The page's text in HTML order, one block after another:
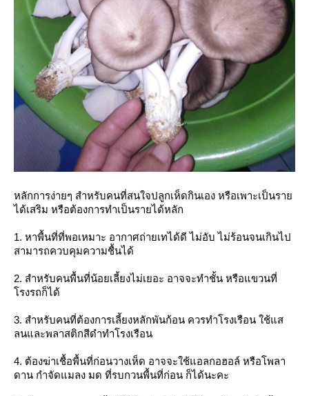
หลักการง่ายๆ สำหรับคนที่สนใจปลูกเห็ดกินเอง หรือเพาะเป็นรา
ได้เสริม หรือต้องการทำเป็นรายได้หลัก
1. หาพื้นที่ที่พอเหมาะ อากาศถ่ายเทได้ดี ไม่อับ ไม่ร้อนจนเกินไป
สามารถควบคุมความชื้นได้
2. สำหรับคนพื้นที่น้อยเลี้ยงไม่เยอะ อาจจะทำชั้น หรือแขวนที่
รงรถก็ได้
3. สำหรับคนที่ต้องการเลี้ยงหลักพันก้อน ควรทำโรงเรือน ใช้แส
ลนและพลาสติกสีดำทำโรงเรือน
4. ต้องฆ่าเชื้อพื้นที่ก่อนวางเห็ด อาจจะใช้แอลกอฮอล์ หรือโพลา
ดาน กำจัดแมลง มด ที่รบกวนพื้นที่ก่อน ก็ได้นะคะ